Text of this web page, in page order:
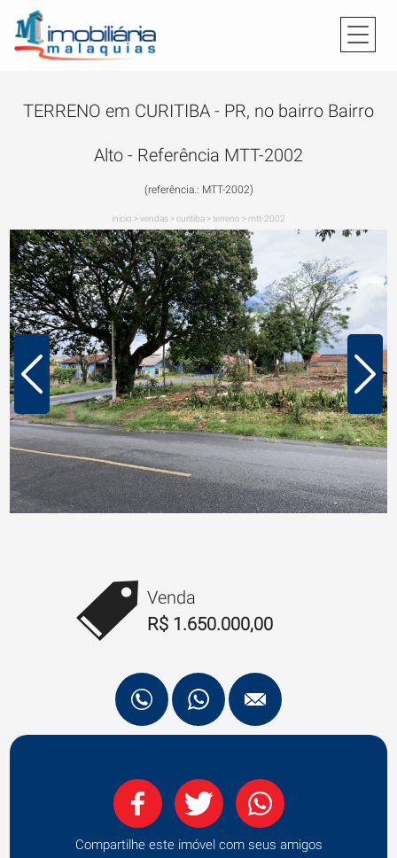
TERRENO em CURITIBA - PR, no bairro Bairro
Alto - Referência MTT-2002
(referência.: MTT-2002)
início >vendas >curitiba > terreno > mtt-2002
Venda
R$ 1.650.000,00
Compartilhe este imóvel com seus amigos